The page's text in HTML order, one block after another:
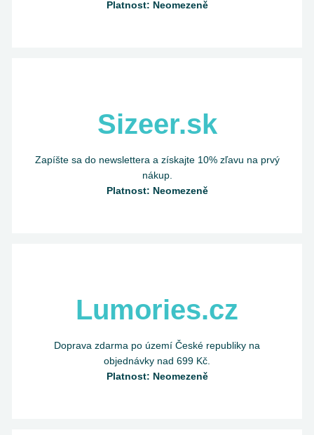
Platnost: Neomezeně
Sizeer.sk
Zapíšte sa do newslettera a získajte 10% zľavu na prvý
nákup.
Platnost: Neomezeně
Lumories.cz
Doprava zdarma po území České republiky na
objednávky nad 699 Kč.
Platnost: Neomezeně